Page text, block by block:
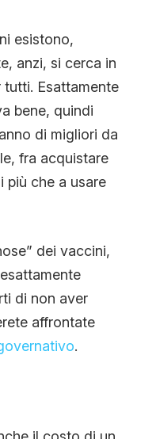
esistono,
anzi, si cerca in
Esattamente
bene, quindi
di migliori da
fra acquistare
più che a usare
dei vaccini,
di non aver
affrontate
.